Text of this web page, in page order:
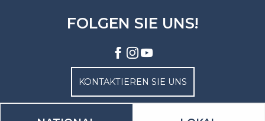
FOLGEN SIE UNS!
KONTAKTIEREN SIE UNS